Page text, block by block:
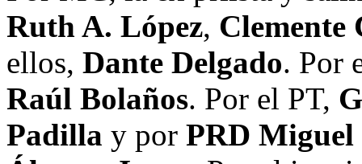
Ruth A. López, Clemente
ellos, Dante Delgado. Por
Raúl Bolaños. Por el PT,
Padilla y por PRD